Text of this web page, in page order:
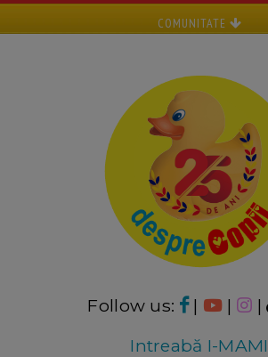
COMUNITATE
Follow us: | | |
Intreabă I-MAMI